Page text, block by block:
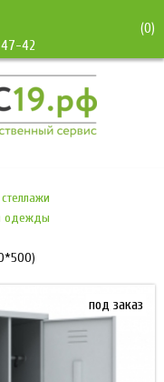
42
(0)
одежды
под заказ